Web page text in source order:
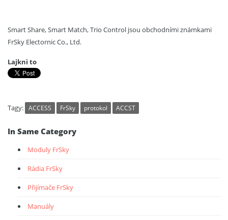
Smart Share, Smart Match, Trio Control jsou obchodními známkami
FrSky Electornic Co., Ltd.
Lajkni to
Tagy: ACCESS FrSky protokol ACCST
In Same Category
Moduly FrSky
Rádia FrSky
Přijímače FrSky
Manuály